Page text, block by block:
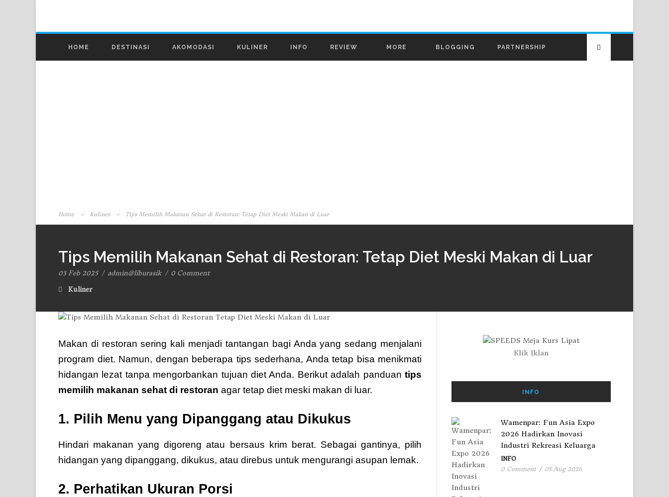
HOME DESTINASI AKOMODASI KULINER INFO REVIEW MORE BLOGGING PARTNERSHIP
Home > Kuliner > Tips Memilih Makanan Sehat di Restoran: Tetap Diet Meski Makan di Luar
Tips Memilih Makanan Sehat di Restoran: Tetap Diet Meski Makan di Luar
03 Feb 2025 / admin@liburasik / 0 Comment
Kuliner
Makan di restoran sering kali menjadi tantangan bagi Anda yang sedang menjalani
program diet. Namun, dengan beberapa tips sederhana, Anda tetap bisa menikmati
hidangan lezat tanpa mengorbankan tujuan diet Anda. Berikut adalah panduan tips
memilih makanan sehat di restoran agar tetap diet meski makan di luar.
1. Pilih Menu yang Dipanggang atau Dikukus
Hindari makanan yang digoreng atau bersaus krim berat. Sebagai gantinya, pilih
hidangan yang dipanggang, dikukus, atau direbus untuk mengurangi asupan lemak.
2. Perhatikan Ukuran Porsi
Klik Iklan
INFO
Wamenpar: Fun Asia Expo
2026 Hadirkan Inovasi
Industri Rekreasi Keluarga
INFO
0 Comment / 05 Aug 2026